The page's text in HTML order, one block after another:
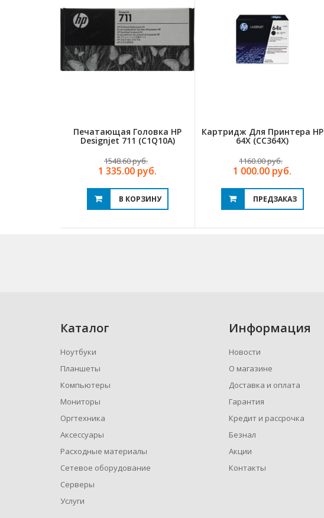
Печатающая Головка HP
Designjet 711 (C1Q10A)
1548.60 руб.
1 335.00 руб.
В КОРЗИНУ
Картридж Для Принтера HP
64X (CC364X)
1160.00 руб.
1 000.00 руб.
ПРЕДЗАКАЗ
Каталог
Ноутбуки
Планшеты
Компьютеры
Мониторы
Оргтехника
Аксессуары
Расходные материалы
Сетевое оборудование
Серверы
Услуги
Информация
Новости
О магазине
Доставка и оплата
Гарантия
Кредит и рассрочка
Безнал
Акции
Контакты